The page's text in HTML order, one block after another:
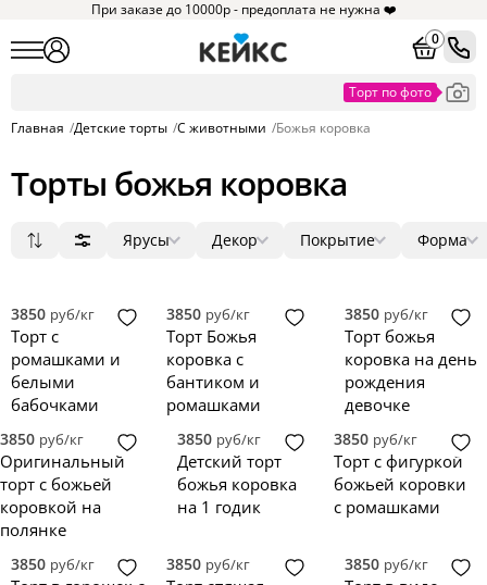
При заказе до 10000р - предоплата не нужна ❤️
0
Главная /Детские торты /С животными /Божья коровка
Торты божья коровка
Сначала дорогие
Новинки
Ярусы
3
0
4
0
0
Декор
цветы
0
фотопечать
надпись
0
топпер
Покрытие
крем
0
зеркальная глазурь
0
голый торт
0
велюр
0
Форма
прямоугольник
сердце
3850 руб/кг
Торт с
ромашками и
белыми
бабочками
3850 руб/кг
Торт Божья
коровка с
бантиком и
ромашками
3850 руб/кг
Торт божья
коровка на день
рождения
девочке
3850 руб/кг
Оригинальный
торт с божьей
коровкой на
полянке
3850 руб/кг
Детский торт
божья коровка
на 1 годик
3850 руб/кг
Торт с фигуркой
божьей коровки
с ромашками
3850 руб/кг 3850 руб/кг 3850 руб/кг